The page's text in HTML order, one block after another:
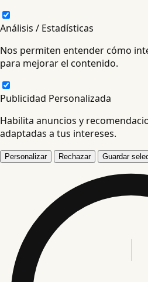
Análisis / Estadísticas
Nos permiten entender cómo
para mejorar el contenido.
Publicidad Personalizada
Habilita anuncios y
adaptadas a tus intereses.
Personalizar Rechazar Guardar